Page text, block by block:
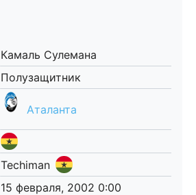
Камаль Сулемана
Полузащитник
Аталанта
Techiman
15 февраля, 2002 0:00